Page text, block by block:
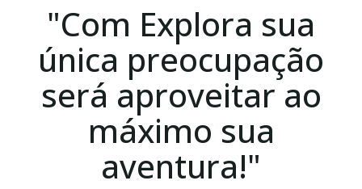
"Com Explora sua
única preocupação
será aproveitar ao
máximo sua
aventura!"